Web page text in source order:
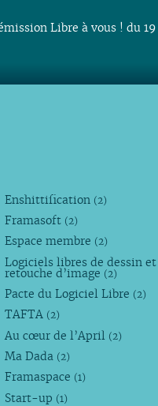
Libre à vous ! du
Enshittification (2)
Framasoft (2)
Espace membre (2)
Logiciels libres de dessin et
retouche d’image (2)
Pacte du Logiciel Libre (2)
TAFTA (2)
Au cœur de l’April (2)
Ma Dada (2)
Framaspace (1)
Start-up (1)